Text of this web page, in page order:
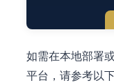
如需在本地部署
平台，请参考以